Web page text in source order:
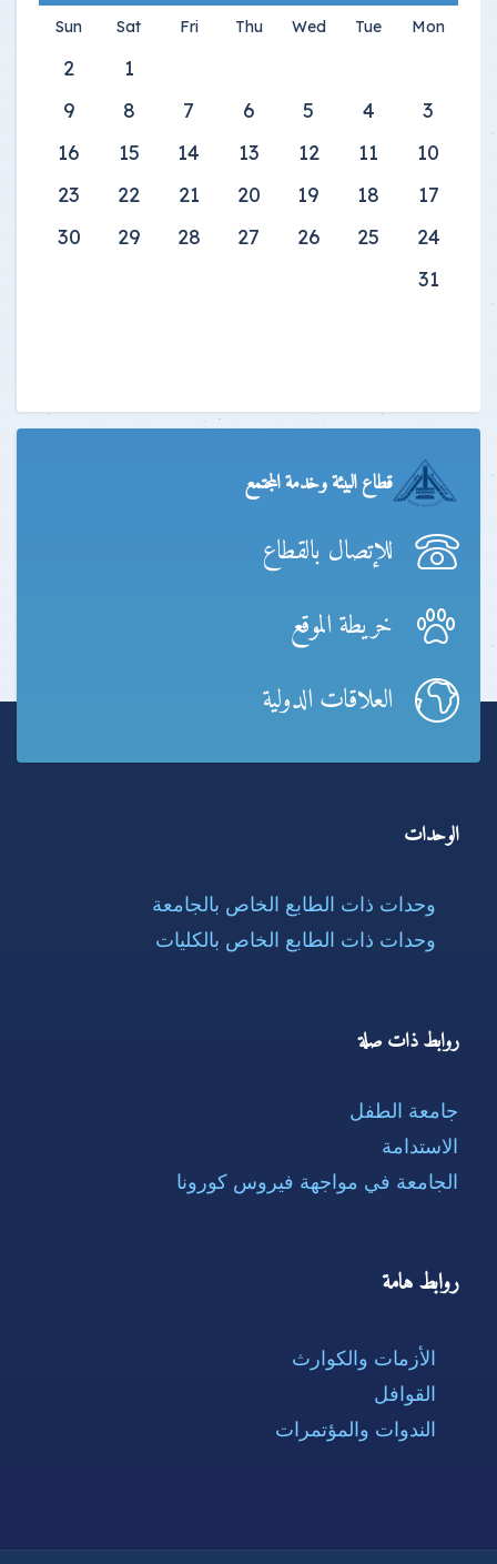
Mon
Tue
Wed
Thu
Fri
Sat
Sun
1
2
3
4
5
6
7
8
9
10
11
12
13
14
15
16
17
18
19
20
21
22
23
24
25
26
27
28
29
30
31
قطاع البيئة وخدمة المجتمع
للإتصال بالقطاع
خريطة الموقع
العلاقات الدولية
الوحدات
وحدات ذات الطابع الخاص بالجامعة
وحدات ذات الطابع الخاص بالكليات
روابط ذات صلة
جامعة الطفل
الاستدامة
الجامعة في مواجهة فيروس كورونا
روابط هامة
الأزمات والكوارث
القوافل
الندوات والمؤتمرات